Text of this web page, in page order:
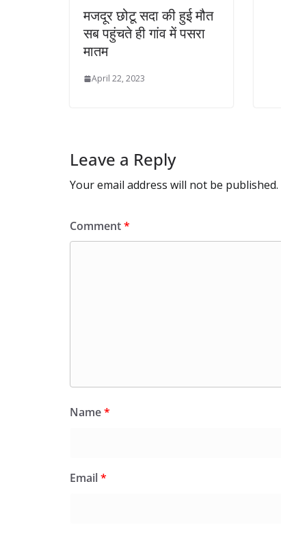
मजदूर छोटू सदा की हुई मौत
सब पहुंचते ही गांव में पसरा
मातम
April 22, 2023
Leave a Reply
Your email address will not be published.
Comment*
Name*
Email*